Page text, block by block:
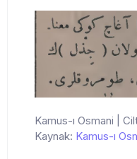
Kamus-ı Osmani |
Kaynak: Kamus-ı